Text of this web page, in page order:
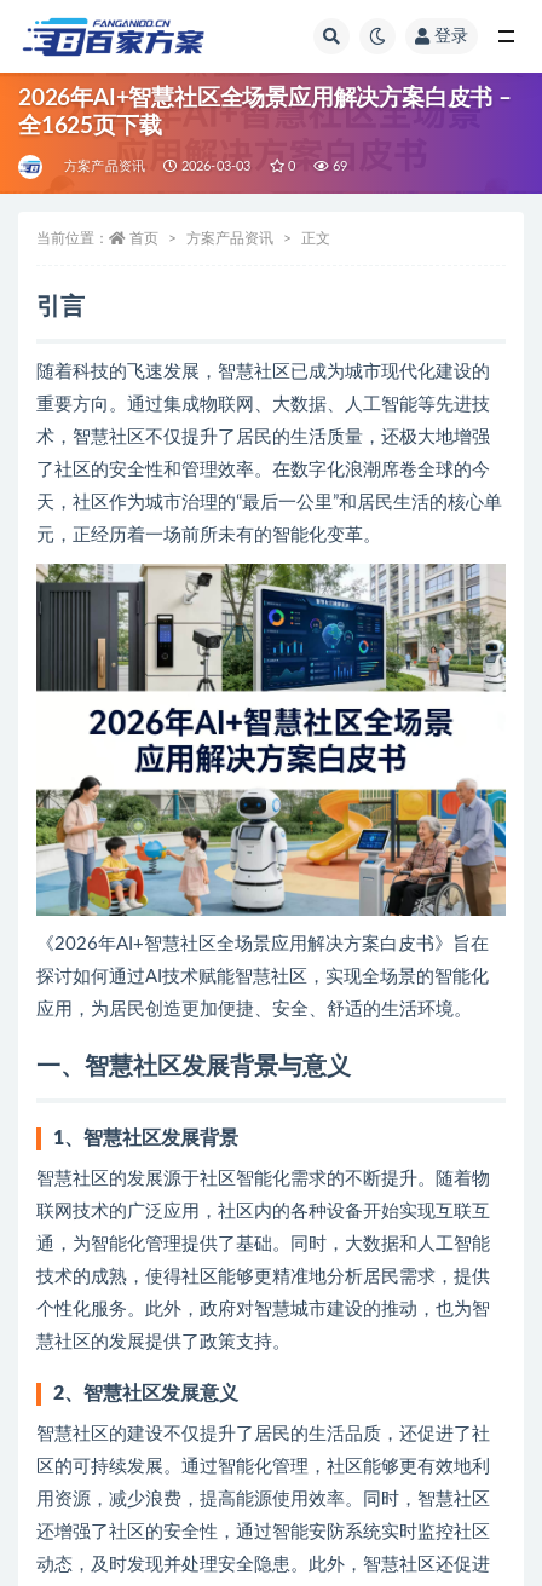
登录
2026年AI+智慧社区全场景应用解决方案白皮书 –
全1625页下载
方案产品资讯 2026-03-03 0 69
当前位置： 首页 方案产品资讯 正文
引言
随着科技的飞速发展，智慧社区已成为城市现代化建设的
重要方向。通过集成物联网、大数据、人工智能等先进技
术，智慧社区不仅提升了居民的生活质量，还极大地增强
了社区的安全性和管理效率。在数字化浪潮席卷全球的今
天，社区作为城市治理的“最后一公里”和居民生活的核心单
元，正经历着一场前所未有的智能化变革。
《2026年AI+智慧社区全场景应用解决方案白皮书》旨在
探讨如何通过AI技术赋能智慧社区，实现全场景的智能化
应用，为居民创造更加便捷、安全、舒适的生活环境。
一、智慧社区发展背景与意义
1、 智慧社区发展背景
智慧社区的发展源于社区智能化需求的不断提升。随着物
联网技术的广泛应用，社区内的各种设备开始实现互联互
通，为智能化管理提供了基础。同时，大数据和人工智能
技术的成熟，使得社区能够更精准地分析居民需求，提供
个性化服务。此外，政府对智慧城市建设的推动，也为智
慧社区的发展提供了政策支持。
2、 智慧社区发展意义
智慧社区的建设不仅提升了居民的生活品质，还促进了社
区的可持续发展。通过智能化管理，社区能够更有效地利
用资源，减少浪费，提高能源使用效率。同时，智慧社区
还增强了社区的安全性，通过智能安防系统实时监控社区
动态，及时发现并处理安全隐患。此外，智慧社区还促进